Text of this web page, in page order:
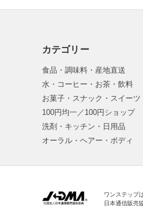
カテゴリー
食品・調味料・産地直送
水・コーヒー・お茶・飲料
お菓子・スナック・スイーツ
100円均一／100円ショップ
洗剤・キッチン・日用品
オーラル・ヘアー・ボディ
ワンステップ
日本通信販売